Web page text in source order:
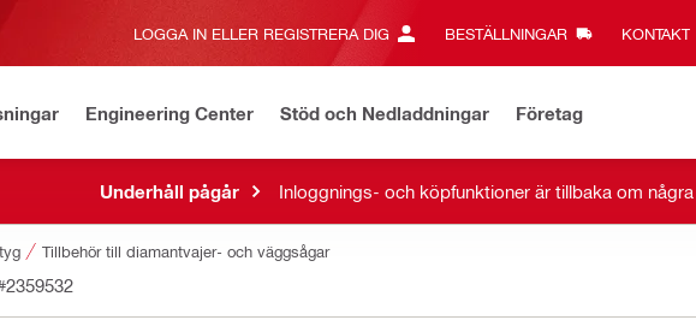
LOGGA IN ELLER REGISTRERA DIG BESTÄLLNINGAR KONTAKT‎
Engineering Center Stöd och Nedladdningar Företag
Underhåll pågår Inloggnings- och köpfunktioner är tillbaka om
Tillbehör till diamantvajer- och väggsågar